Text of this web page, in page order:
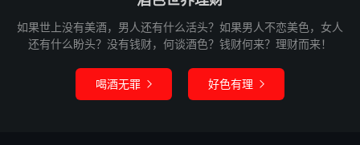
如果世上没有美酒，男人还有什么活头？如果男人不恋美色，女人
还有什么盼头？没有钱财，何谈酒色？钱财何来？理财而来！
喝酒无罪  好色有理 